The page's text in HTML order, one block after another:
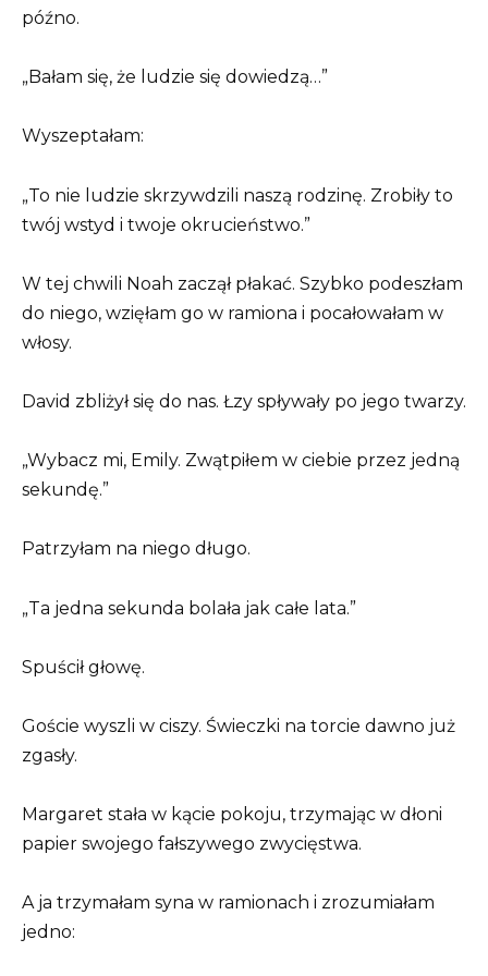
późno.
„Bałam się, że ludzie się dowiedzą…”
Wyszeptałam:
„To nie ludzie skrzywdzili naszą rodzinę. Zrobiły to
twój wstyd i twoje okrucieństwo.”
W tej chwili Noah zaczął płakać. Szybko podeszłam
do niego, wzięłam go w ramiona i pocałowałam w
włosy.
David zbliżył się do nas. Łzy spływały po jego twarzy.
„Wybacz mi, Emily. Zwątpiłem w ciebie przez jedną
sekundę.”
Patrzyłam na niego długo.
„Ta jedna sekunda bolała jak całe lata.”
Spuścił głowę.
Goście wyszli w ciszy. Świeczki na torcie dawno już
zgasły.
Margaret stała w kącie pokoju, trzymając w dłoni
papier swojego fałszywego zwycięstwa.
A ja trzymałam syna w ramionach i zrozumiałam
jedno: